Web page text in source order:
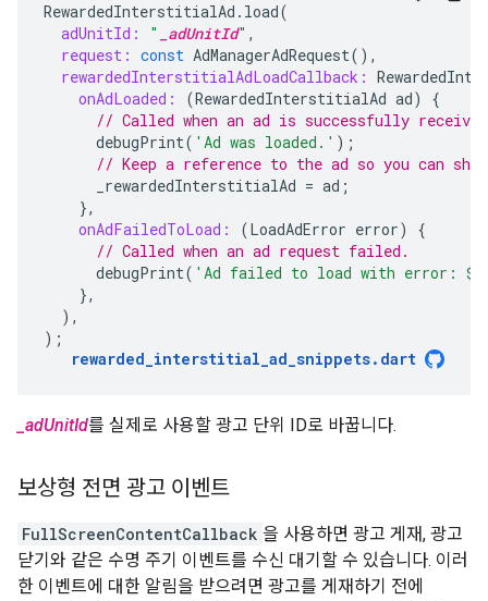
RewardedInterstitialAd . load(
adUnitId:
" _adUnitId" ,
request: const AdManagerAdRequest(),
rewardedInterstitialAdLoadCallback:
onAdLoaded:
(RewardedInterstitialAd ad)
{
// Called when an ad is successfully
debugPrint( 'Ad was loaded.' );
// Keep a reference to the ad so you can
_rewardedInterstitialAd = ad ;
},
onAdFailedToLoad:
(LoadAdError error)
{
// Called when an ad request failed.
debugPrint( 'Ad failed to load with error: $
},
),
);
rewarded_interstitial_ad_snippets. dart
_adUnitId를 실제로 사용할 광고 단위 ID로 바꿉니다.
보상형 전면 광고 이벤트
FullScreenContentCallback 을 사용하면 광고 게재, 광고
닫기와 같은 수명 주기 이벤트를 수신 대기할 수 있습니다. 이러
한 이벤트에 대한 알림을 받으려면 광고를 게재하기 전에